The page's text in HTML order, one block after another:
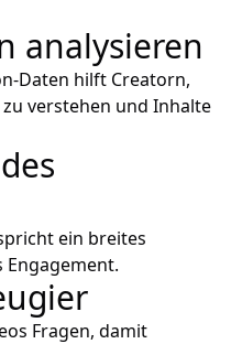
analysieren
Daten hilft Creatorn,
verstehen und Inhalte
ein breites
Fragen, damit